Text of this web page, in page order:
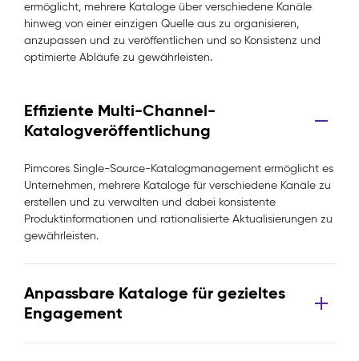
ermöglicht, mehrere Kataloge über verschiedene Kanäle
hinweg von einer einzigen Quelle aus zu organisieren,
anzupassen und zu veröffentlichen und so Konsistenz und
optimierte Abläufe zu gewährleisten.
Effiziente Multi-Channel-
Katalogveröffentlichung
Pimcores Single-Source-Katalogmanagement ermöglicht es
Unternehmen, mehrere Kataloge für verschiedene Kanäle zu
erstellen und zu verwalten und dabei konsistente
Produktinformationen und rationalisierte Aktualisierungen zu
gewährleisten.
Anpassbare Kataloge für gezieltes
Engagement